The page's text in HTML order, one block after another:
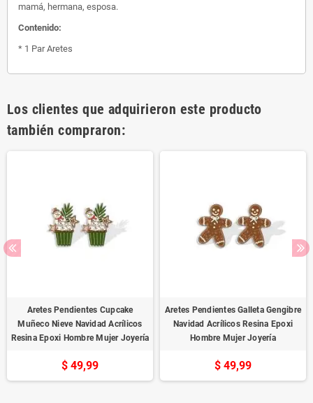
mamá, hermana, esposa.
Contenido:
* 1 Par Aretes
Los clientes que adquirieron este producto
también compraron:
Aretes Pendientes Cupcake
Muñeco Nieve Navidad Acrílicos
Resina Epoxi Hombre Mujer Joyería
$ 49,99
Aretes Pendientes Galleta Gengibre
Navidad Acrílicos Resina Epoxi
Hombre Mujer Joyería
$ 49,99